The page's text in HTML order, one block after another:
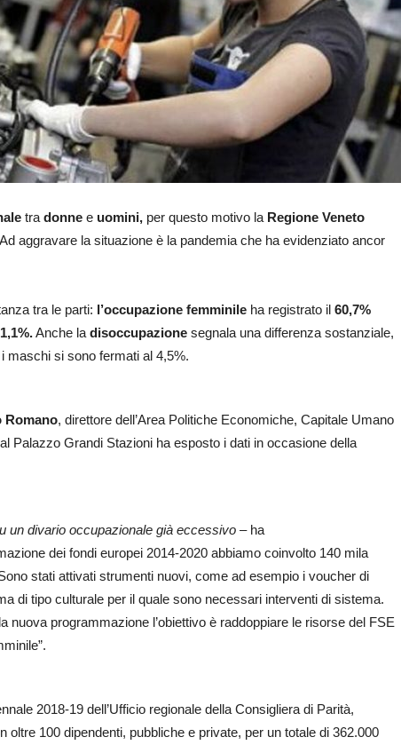
tra donne e uomini, per questo motivo la Regione Veneto
Ad aggravare la situazione è la pandemia che ha evidenziato ancor
tra le parti: l’occupazione femminile ha registrato il 60,7%
Anche la disoccupazione segnala una differenza sostanziale,
maschi si sono fermati al 4,5%.
Romano, direttore dell’Area Politiche Economiche, Capitale Umano
Palazzo Grandi Stazioni ha esposto i dati in occasione della
un divario occupazionale già eccessivo – ha
dei fondi europei 2014-2020 abbiamo coinvolto 140 mila
stati attivati strumenti nuovi, come ad esempio i voucher di
di tipo culturale per il quale sono necessari interventi di sistema.
nuova programmazione l’obiettivo è raddoppiare le risorse del FSE
2018-19 dell’Ufficio regionale della Consigliera di Parità,
oltre 100 dipendenti, pubbliche e private, per un totale di 362.000